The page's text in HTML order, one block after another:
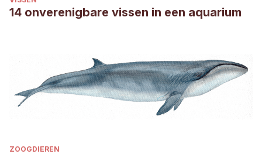
14 onverenigbare vissen in een aquarium
ZOOGDIEREN